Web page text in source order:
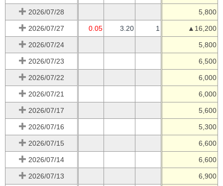
2026/07/28 5,800
2026/07/27 0.05 3.20 1 ▲16,200
2026/07/24 5,800
2026/07/23 6,500
2026/07/22 6,000
2026/07/21 6,000
2026/07/17 5,600
2026/07/16 5,300
2026/07/15 6,600
2026/07/14 6,600
2026/07/13 6,900